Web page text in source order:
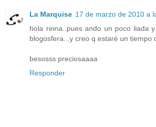
La Marquise 17 de marzo de 2010 a
hola reina..pues ando un poco liada
blogosfera...y creo q estaré un tiempo
besosss preciosaaaa
Responder